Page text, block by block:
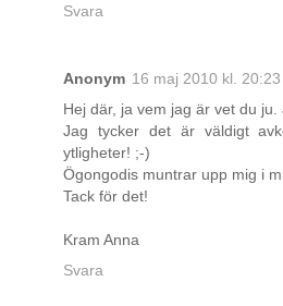
Svara
Anonym 16 maj 2010 kl. 20:23
Hej där, ja vem jag är vet du ju.
Jag tycker det är väldigt
ytligheter! ;-)
Ögongodis muntrar upp mig i
Tack för det!
Kram Anna
Svara